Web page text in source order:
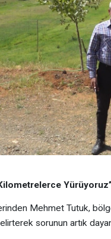
Yürüyoruz”
Mehmet Tutuk,
sorunun artık